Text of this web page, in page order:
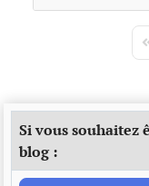
Si vous souhaitez
blog :